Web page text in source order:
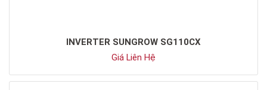
INVERTER SUNGROW SG110CX
Giá Liên Hệ